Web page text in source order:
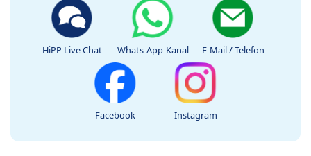
HiPP Live Chat Whats-App-Kanal E-Mail / Telefon
Facebook Instagram